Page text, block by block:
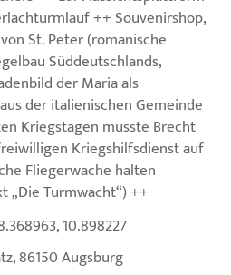
++ Souvenirshop,
St. Peter (romanische
Süddeutschlands,
der Maria als
der italienischen Gemeinde
Kriegstagen musste Brecht
Kriegshilfsdienst auf
Fliegerwache halten
„Die Turmwacht“) ++
10.898227
86150 Augsburg